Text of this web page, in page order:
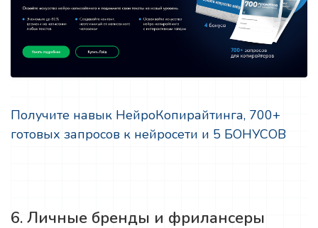
Получите навык НейроКопирайтинга, 700+
готовых запросов к нейросети и 5 БОНУСОВ
6. Личные бренды и фрилансеры